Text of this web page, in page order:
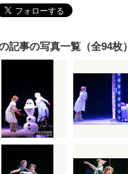
記事の写真一覧（全94枚）